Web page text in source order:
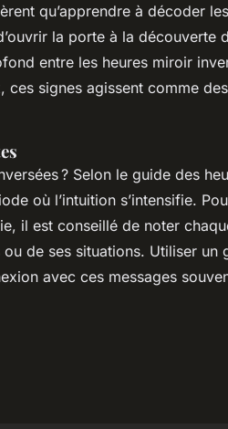
qu’apprendre à décoder
la porte à la découverte
entre les heures miroir
ces signes agissent comme
? Selon le guide des
où l’intuition s’intensifie.
il est conseillé de noter
ou de ses situations. Utiliser
avec ces messages